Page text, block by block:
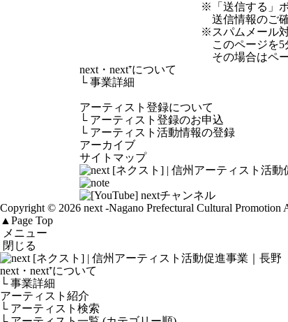
※「送信する」
送信情報のご
※スパムメール
このページを5
その場合はペ
next・next⁺について
└事業詳細
アーティスト登録について
└ アーティスト登録のお申込
└ アーティスト活動情報の登録
アーカイブ
サイトマップ
Copyright © 2026 next -Nagano Prefectural Cultural Promotion
▲ Page Top
メニュー
閉じる
next・next⁺について
└ 事業詳細
アーティスト紹介
└ アーティスト検索